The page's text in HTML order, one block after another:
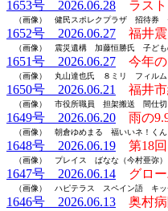
1653号 2026.06.28 ラス
（画像） 健民スポレクプラザ 招待券
1652号 2026.06.27 福井
（画像） 震災遺構 加藤恒勝氏 子ど
1651号 2026.06.27 今年
（画像） 丸山達也氏 ８ミリ フィル
1650号 2026.06.21 福井
（画像） 市役所職員 担架搬送 間仕切
1649号 2026.06.20 雨の
（画像） 朝倉ゆめまる 福いいネ！く
1648号 2026.06.19 第18
（画像） プレイス ばなな（今村亜弥
1647号 2026.06.14 グロ
（画像） ハピテラス スペイン語 キッ
1646号 2026.06.13 奥村